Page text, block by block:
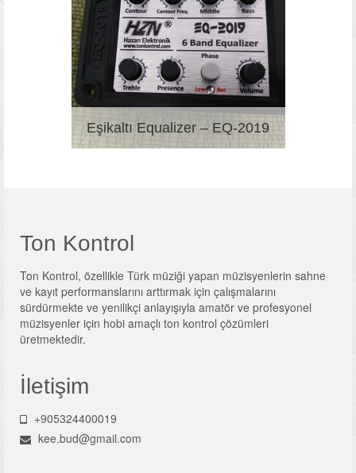
Eşikaltı Equalizer – EQ-2019
Ton Kontrol
Ton Kontrol, özellikle Türk müziği yapan müzisyenlerin sahne
ve kayıt performanslarını arttırmak için çalışmalarını
sürdürmekte ve yenilikçi anlayışıyla amatör ve profesyonel
müzisyenler için hobi amaçlı ton kontrol çözümleri
üretmektedir.
İletişim
+905324400019
kee.bud@gmail.com